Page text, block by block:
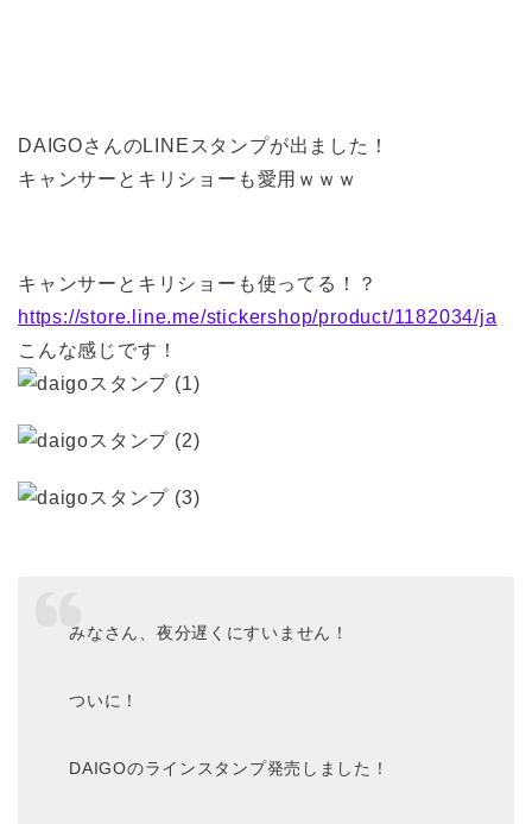
DAIGOさんのLINEスタンプが出ました！
キャンサーとキリショーも愛用ｗｗｗ
キャンサーとキリショーも使ってる！？
https://store.line.me/stickershop/product/1182034/ja
こんな感じです！
みなさん、夜分遅くにすいません！
ついに！
DAIGOのラインスタンプ発売しました！